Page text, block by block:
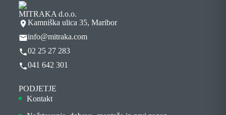
MITRAKA d.o.o.
Kamniška ulica 35, Maribor
info@mitraka.com
02 25 27 283
041 642 301
PODJETJE
Kontakt